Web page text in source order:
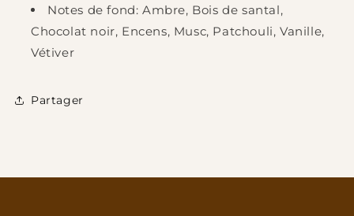
Notes de fond: Ambre, Bois de santal,
Chocolat noir, Encens, Musc, Patchouli, Vanille,
Vétiver
Partager